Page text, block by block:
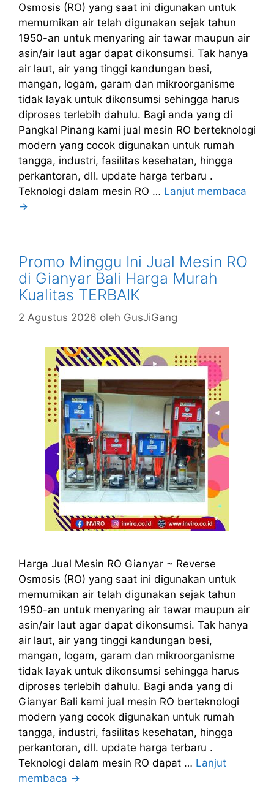
Osmosis (RO) yang saat ini digunakan untuk
memurnikan air telah digunakan sejak tahun
1950-an untuk menyaring air tawar maupun air
asin/air laut agar dapat dikonsumsi. Tak hanya
air laut, air yang tinggi kandungan besi,
mangan, logam, garam dan mikroorganisme
tidak layak untuk dikonsumsi sehingga harus
diproses terlebih dahulu. Bagi anda yang di
Pangkal Pinang kami jual mesin RO berteknologi
modern yang cocok digunakan untuk rumah
tangga, industri, fasilitas kesehatan, hingga
perkantoran, dll. update harga terbaru .
Teknologi dalam mesin RO … Lanjut membaca
→
Promo Minggu Ini Jual Mesin RO
di Gianyar Bali Harga Murah
Kualitas TERBAIK
2 Agustus 2026 oleh GusJiGang
Harga Jual Mesin RO Gianyar ~ Reverse
Osmosis (RO) yang saat ini digunakan untuk
memurnikan air telah digunakan sejak tahun
1950-an untuk menyaring air tawar maupun air
asin/air laut agar dapat dikonsumsi. Tak hanya
air laut, air yang tinggi kandungan besi,
mangan, logam, garam dan mikroorganisme
tidak layak untuk dikonsumsi sehingga harus
diproses terlebih dahulu. Bagi anda yang di
Gianyar Bali kami jual mesin RO berteknologi
modern yang cocok digunakan untuk rumah
tangga, industri, fasilitas kesehatan, hingga
perkantoran, dll. update harga terbaru .
Teknologi dalam mesin RO dapat … Lanjut
membaca →